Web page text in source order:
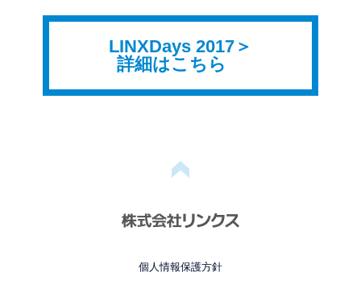
LINXDays 2017
詳細はこちら
個人情報保護方針